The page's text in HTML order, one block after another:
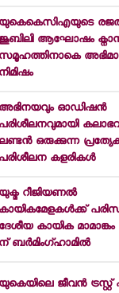
യുകെകെസിഎയുടെ
ജൂബിലി ആഘോഷം
സമൂഹത്തിനാകെ
നിമിഷം
അഭിനയവും ഓഡിഷന്‍
പരിശീലനവുമായി
ലണ്ടന്‍ ഒരുക്കുന്ന
പരിശീലന കളരികള്‍
യുക്മ റീജിയണല്‍
കായികമേളകള്‍ക്ക്
ദേശീയ കായിക
ന് ബര്‍മിംഗ്ഹാമില്‍
യുകെയിലെ ജീവന്‍ ട്രസ്റ്റ്